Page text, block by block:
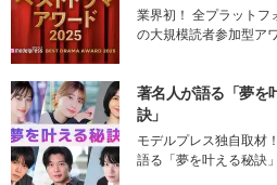
業界初！ 全プラットフ
の大規模読者参加型ア
著名人が語る「夢を
訣」
モデルプレス独自取材
語る「夢を叶える秘訣」